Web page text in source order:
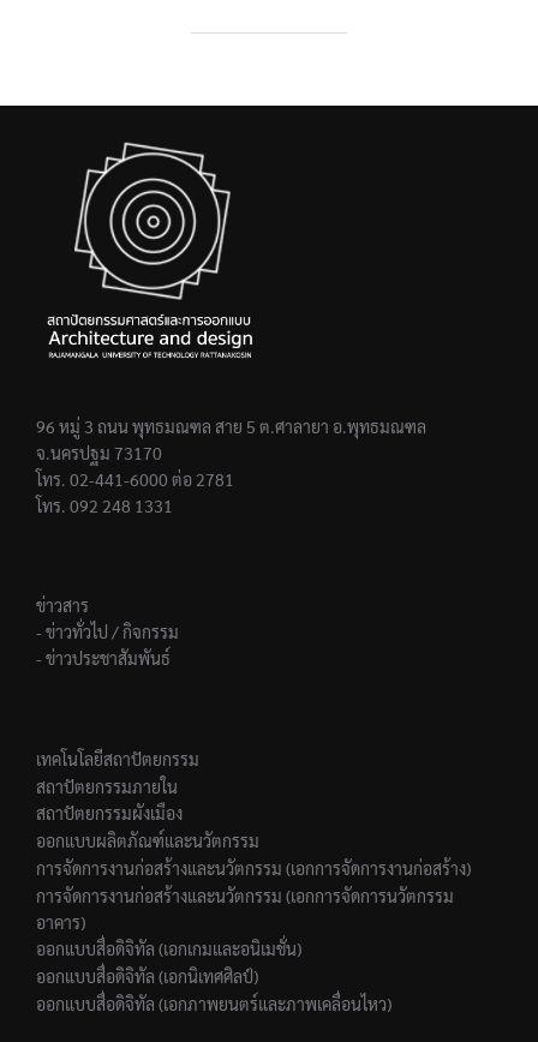
96 หมู่ 3 ถนน พุทธมณฑล สาย 5 ต.ศาลายา อ.พุทธมณฑล
จ.นครปฐม 73170
โทร. 02-441-6000 ต่อ 2781
โทร. 092 248 1331
ข่าวสาร
- ข่าวทั่วไป / กิจกรรม
- ข่าวประชาสัมพันธ์
เทคโนโลยีสถาปัตยกรรม
สถาปัตยกรรมภายใน
สถาปัตยกรรมผังเมือง
ออกแบบผลิตภัณฑ์และนวัตกรรม
การจัดการงานก่อสร้างและนวัตกรรม (เอกการจัดการงานก่อสร้าง)
การจัดการงานก่อสร้างและนวัตกรรม (เอกการจัดการนวัตกรรม
อาคาร)
ออกแบบสื่อดิจิทัล (เอกเกมและอนิเมชั่น)
ออกแบบสื่อดิจิทัล (เอกนิเทศศิลป์)
ออกแบบสื่อดิจิทัล (เอกภาพยนตร์และภาพเคลื่อนไหว)